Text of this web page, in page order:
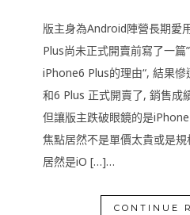
版主身為Android陣營長期愛
Plus尚未正式開賣前寫了一篇
iPhone6 Plus的理由“, 結果
和6 Plus 正式開賣了, 銷售成
但讓版主跌破眼鏡的是
焦點居然不是單價太貴或是
居然是iO […]…
CONTINUE